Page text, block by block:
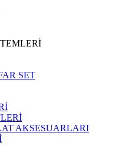
SET
AKSESUARLARI